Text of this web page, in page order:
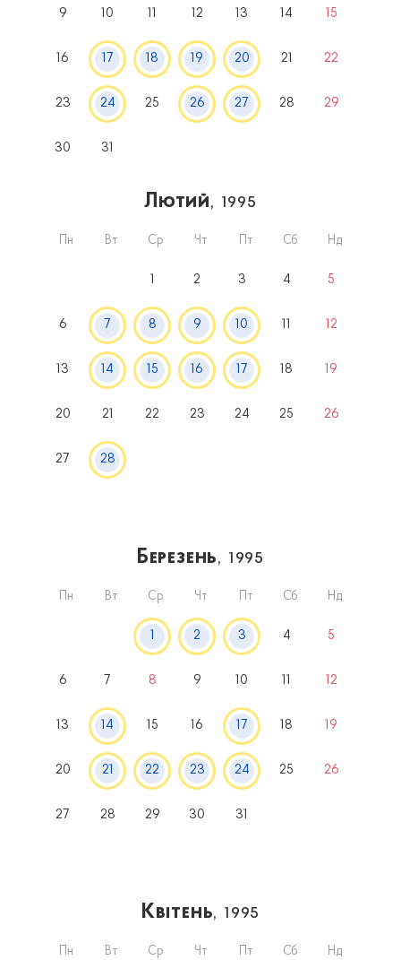
9 10 11 12 13 14 15
16 17 18 19 20 21 22
23 24 25 26 27 28 29
30 31
Лютий, 1995
Пн Вт Ср Чт Пт Сб Нд
2 3 4 5
6 7 8 9 10 12
13 14 15 16 17 18 19
20 21 22 23 24 25 26
27 28
Березень, 1995
Пн Вт Ср Чт Пт Сб Нд
1 2 3 4 5
6 7 8 9 10 11 12
13 14 15 16 17 18 19
20 21 22 23 24 25 26
27 28 29 30 31
Квітень, 1995
Пн Вт Ср Чт Пт Сб Нд